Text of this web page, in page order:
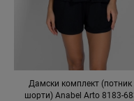
Дамски комплект (потник
шорти) Anabel Arto 8183-